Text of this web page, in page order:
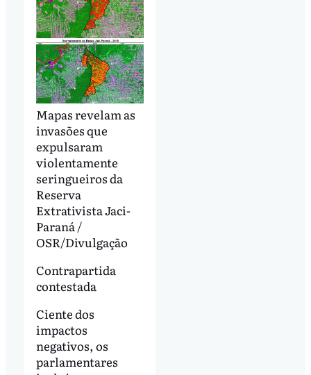
Mapas revelam as
invasões que
expulsaram
violentamente
seringueiros da
Reserva
Extrativista Jaci-
Paraná /
OSR/Divulgação
Contrapartida
contestada
Ciente dos
impactos
negativos, os
parlamentares